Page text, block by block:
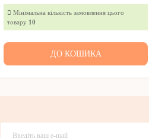
Мінімальна кількість замовлення цього
товару 10
ДО КОШИКА